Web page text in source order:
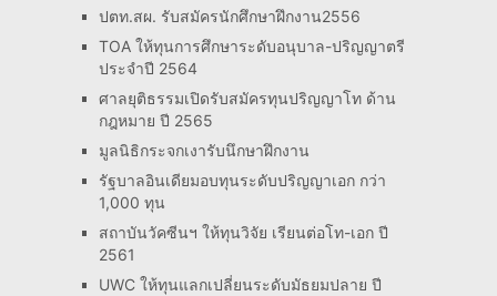
ปตท.สผ. รับสมัครนักศึกษาฝึกงาน2556
TOA ให้ทุนการศึกษาระดับอนุบาล-ปริญญาตรี
ประจำปี 2564
ศาลยุติธรรมเปิดรับสมัครทุนปริญญาโท ด้าน
กฎหมาย ปี 2565
มูลนิธิกระจกเงารับนึกษาฝึกงาน
รัฐบาลอินเดียมอบทุนระดับปริญญาเอก กว่า
1,000 ทุน
สถาบันวัคซีนฯ ให้ทุนวิจัย เรียนต่อโท-เอก ปี
2561
UWC ให้ทุนแลกเปลี่ยนระดับมัธยมปลาย ปี